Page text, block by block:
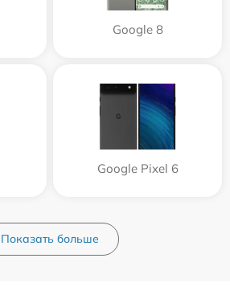
Google 8
Google Pixel 6
Показать больше